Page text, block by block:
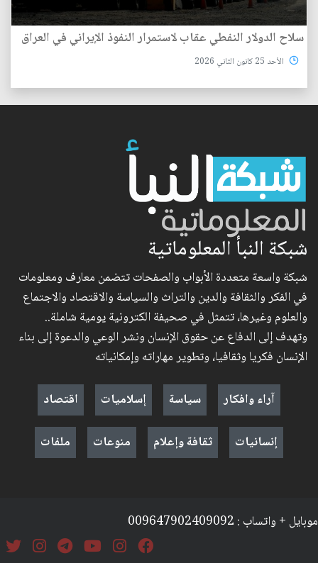
سلاح الدولار النفطي عقاب لاستمرار النفوذ الإيراني في العراق
الأحد 25 كانون الثاني 2026
شبكة النبأ المعلوماتية
شبكة واسعة متعددة الأبواب والصفحات تتضمن معارف ومعلومات
في الفكر والثقافة والدين والتراث والسياسة والاقتصاد والاجتماع
والعلوم وغيرها، تتمثل في صحيفة الكترونية يومية شاملة..
وتهدف إلى الدفاع عن حقوق الإنسان ونشر الوعي والدعوة إلى بناء
الإنسان فكريا وثقافيا، وتطوير مهاراته وإمكانياته
آراء وافكار
سياسة إسلاميات
اقتصاد
إنسانيات
ثقافة وإعلام منوعات ملفات
موبايل + واتساب : 009647902409092